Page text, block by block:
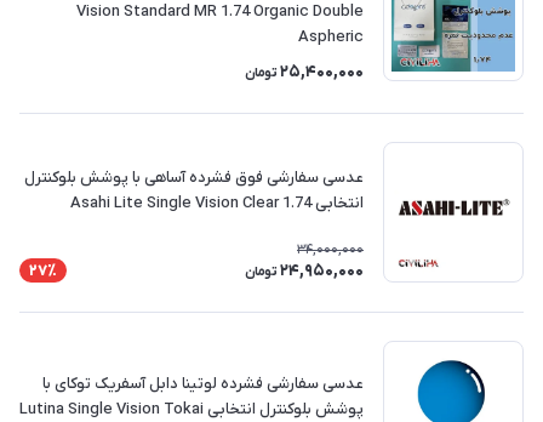
Vision Standard MR 1.74 Organic Double
Aspheric
25,400,000 تومان
عدسی سفارشی فوق فشرده آساهی با پوشش بلوکنترل
انتخابی Asahi Lite Single Vision Clear 1.74
34,000,000
24,950,000 تومان 27٪
‎عدسی سفارشی فشرده لوتینا دابل آسفریک توکای با
پوشش بلوکنترل انتخابی Lutina Single Vision Tokai